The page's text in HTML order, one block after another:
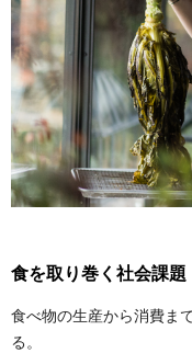
食を取り巻く社会課題
食べ物の生産から消費ま
る。